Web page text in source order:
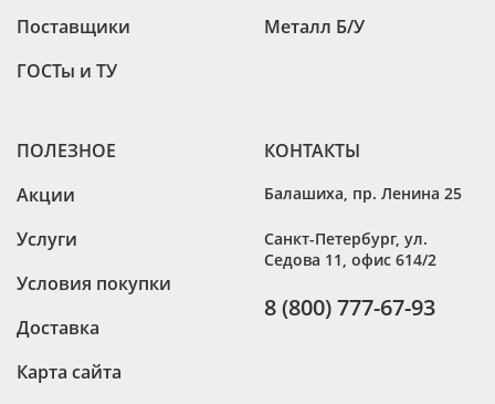
Поставщики
ГОСТы и ТУ
Металл Б/У
ПОЛЕЗНОЕ
Акции
Услуги
Условия покупки
Доставка
Карта сайта
КОНТАКТЫ
Балашиха пр. Ленина 25
Санкт-Петербург, ул.
Седова 11, офис 614/2
8 (800) 777-67-93